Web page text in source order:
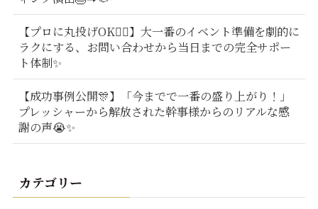
【プロに丸投げOK🙆‍♂️】大一番のイベント準備を劇的に
ラクにする、お問い合わせから当日までの完全サポー
ト体制✨
【成功事例公開🎊】「今までで一番の盛り上がり！」
プレッシャーから解放された幹事様からのリアルな感
謝の声😭✨
カテゴリー